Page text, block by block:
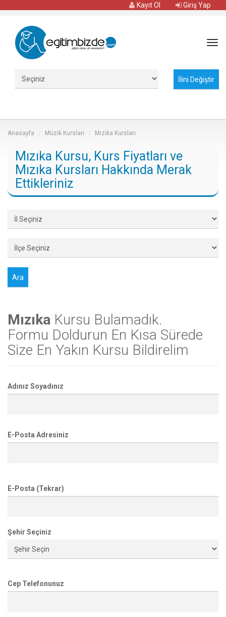
Giriş Yap
Kayıt Ol
Anasayfa Müzik Kursları Mızıka Kursları
Mızıka Kursu, Kurs Fiyatları ve
Mızıka Kursları Hakkında Merak
Ettikleriniz
Mızıka Kursu Bulamadık.
Formu Doldurun En Kısa Sürede
Size En Yakın Kursu Bildirelim
Adınız Soyadınız
E-Posta Adresiniz
E-Posta (Tekrar)
Şehir Seçiniz
Cep Telefonunuz